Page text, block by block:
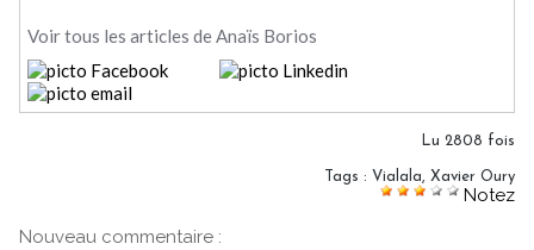
Voir tous les articles de Anaïs Borios
Lu 2808 fois
Tags : Vialala, Xavier Oury
Notez
Nouveau commentaire :